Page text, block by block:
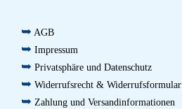
➥ AGB
➥ Impressum
➥ Privatsphäre und Datenschutz
➥ Widerrufsrecht & Widerrufsformular
➥ Zahlung und Versandinformationen